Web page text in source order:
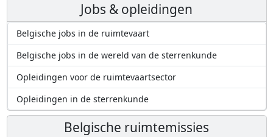
Jobs & opleidingen
Belgische jobs in de ruimtevaart
Belgische jobs in de wereld van de sterrenkunde
Opleidingen voor de ruimtevaartsector
Opleidingen in de sterrenkunde
Belgische ruimtemissies